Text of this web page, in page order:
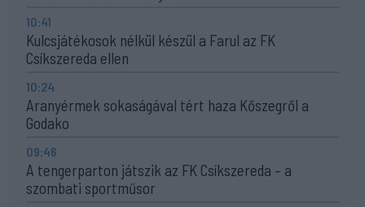
10:41
Kulcsjátékosok nélkül készül a Farul az FK
Csíkszereda ellen
10:24
Aranyérmek sokaságával tért haza Kőszegről a
Godako
09:46
A tengerparton játszik az FK Csíkszereda – a
szombati sportműsor